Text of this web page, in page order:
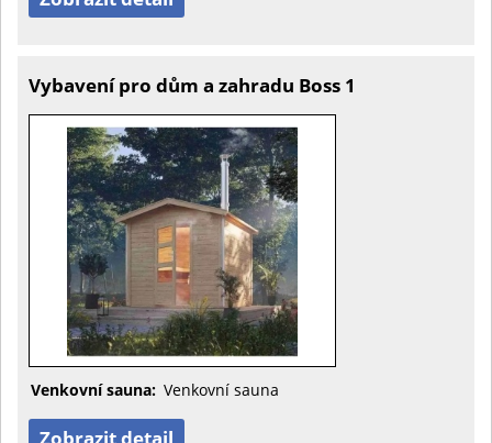
Vybavení pro dům a zahradu Boss 1
Venkovní sauna: Venkovní sauna